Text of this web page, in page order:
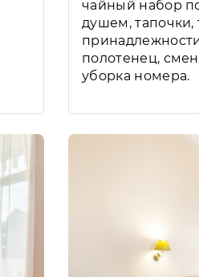
чайный набор
душем, тапочки,
полотенец,
уборка номера.